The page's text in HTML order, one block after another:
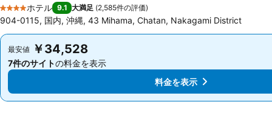
4 ホテルのランク
ホテル 9.1 大満足 (2,585件の評価)
904-0115, 国内, 沖縄, 43 Mihama, Chatan, Nakagami District
最安値 ￥34,528
7件のサイトの料金を表示
最安値 ￥34,528
7件のサイトの料金を表示
料金を表示